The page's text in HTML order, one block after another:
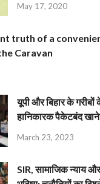
May 17, 2020
truth of a
Caravan
यूपी और बिहार के गरीबों
हानिकारक पैकेटबंद
March 23, 2023
SIR, सामाजिक न्याय